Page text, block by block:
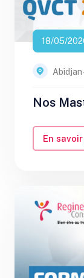
18/05/
Abidjan
Nos
En